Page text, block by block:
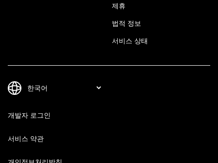
제휴
법적 정보
서비스 상태
개발자 로그인
서비스 약관